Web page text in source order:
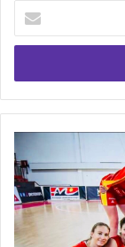
Вашу
емаил
Кошаркашице
Приморја
блистају
у
Скопљу